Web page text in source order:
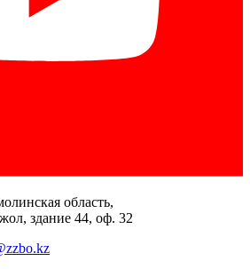
область,
здание 44, оф. 32